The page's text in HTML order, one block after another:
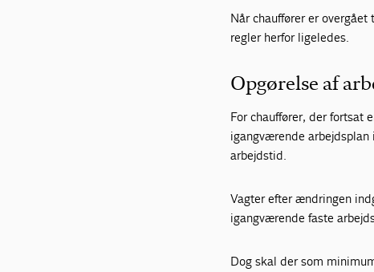
Når chauffører er
regler herfor ligeledes.
Opgørelse af
For chauffører, der fortsat
igangværende
arbejdstid.
Vagter efter ændringen
igangværende faste
Dog skal der som